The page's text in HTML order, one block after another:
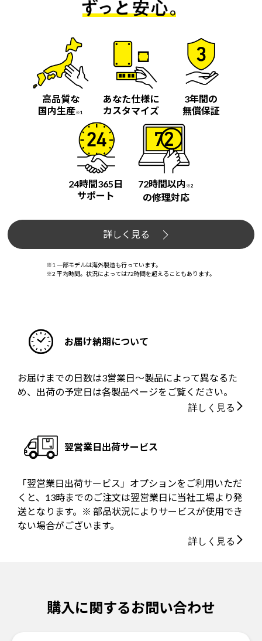
高品質な
国内生産※1
あなた仕様に
カスタマイズ
3年間の
無償保証
24時間365日
サポート
72時間以内 ※2
の修理対応
詳しく見る
※1 一部モデルは海外製造も行っています。
※2 平均時間。状況によっては72時間を超えることもあります。
お届け納期について
お届けまでの日数は3営業日～製品によって異なるた
め、出荷の予定日は各製品ページをご覧ください。
詳しく見る
翌営業日出荷サービス
「翌営業日出荷サービス」オプションをご利用いただ
くと、13時までのご注文は翌営業日に当社工場より発
送となります。※ 部品状況によりサービスが使用でき
ない場合がございます。
詳しく見る
購入に関するお問い合わせ